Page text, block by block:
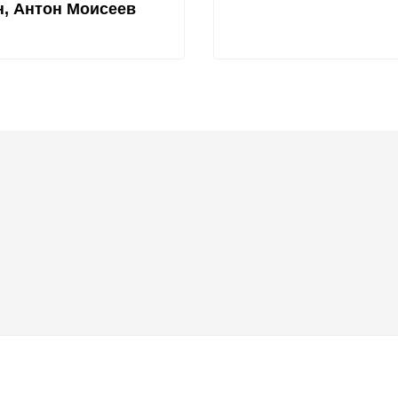
Антон Моисеев